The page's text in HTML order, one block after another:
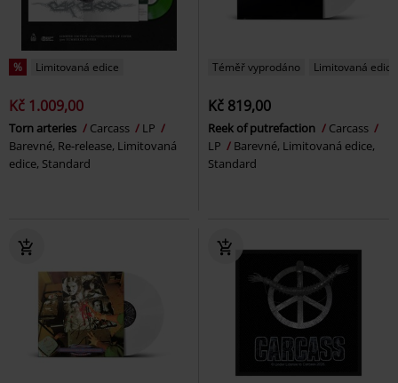
% Limitovaná edice
Kč 1.009,00
Torn arteries Carcass
LP
Barevné, Re-release, Limitovaná
edice, Standard
Téměř vyprodáno Limitovaná edice
Kč 819,00
Reek of putrefaction
Carcass
LP
Barevné, Limitovaná edice,
Standard